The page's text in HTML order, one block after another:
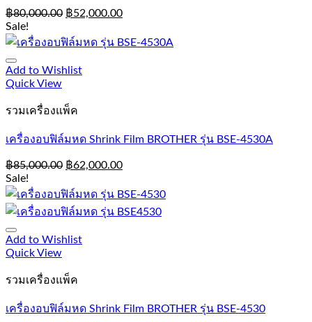
฿80,000.00 ฿52,000.00
Sale!
Add to Wishlist
Quick View
รวมเครื่องแพ็ค
เครื่องอบฟิล์มหด Shrink Film BROTHER รุ่น BSE-4530A
฿85,000.00 ฿62,000.00
Sale!
Add to Wishlist
Quick View
รวมเครื่องแพ็ค
เครื่องอบฟิล์มหด Shrink Film BROTHER รุ่น BSE-4530